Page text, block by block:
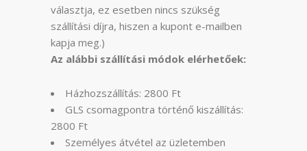
választja, ez esetben nincs szükség
szállítási díjra, hiszen a kupont e-mailben
kapja meg.)
Az alábbi szállítási módok elérhetőek:
Házhozszállítás: 2800 Ft
GLS csomagpontra történő kiszállítás:
2800 Ft
Személyes átvétel az üzletemben